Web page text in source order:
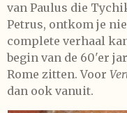
van Paulus die
Petrus, ontkom je
complete verhaal
begin van de 60'er
Rome zitten. Voor
dan ook vanuit.